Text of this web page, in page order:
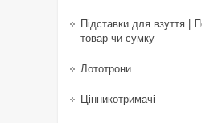
Підставки для взуття |
товар чи сумку
Лототрони
Цінникотримачі